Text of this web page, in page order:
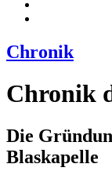
Chronik
Chronik
Die
Blaskapelle